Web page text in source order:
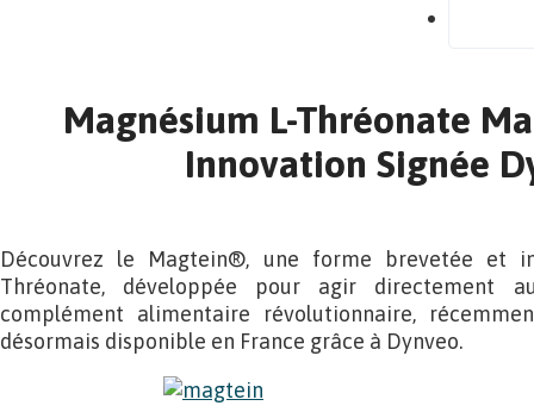
Magnésium L-Thréonate
Innovation Signée
Découvrez le Magtein®, une forme brevetée et
Thréonate, développée pour agir directement
complément alimentaire révolutionnaire,
désormais disponible en France grâce à Dynveo.